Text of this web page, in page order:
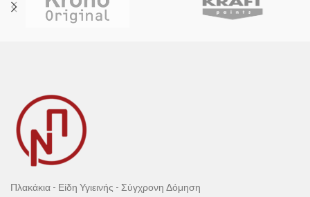
Πλακάκια - Είδη Υγιεινής - Σύγχρονη Δόμηση